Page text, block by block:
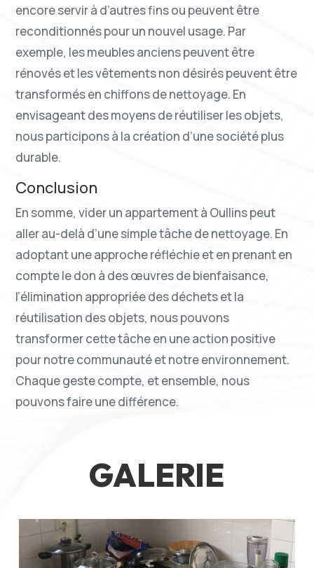
encore servir à d’autres fins ou peuvent être
reconditionnés pour un nouvel usage. Par
exemple, les meubles anciens peuvent être
rénovés et les vêtements non désirés peuvent être
transformés en chiffons de nettoyage. En
envisageant des moyens de réutiliser les objets,
nous participons à la création d’une société plus
durable.
Conclusion
En somme, vider un appartement à Oullins peut
aller au-delà d’une simple tâche de nettoyage. En
adoptant une approche réfléchie et en prenant en
compte le don à des œuvres de bienfaisance,
l’élimination appropriée des déchets et la
réutilisation des objets, nous pouvons
transformer cette tâche en une action positive
pour notre communauté et notre environnement.
Chaque geste compte, et ensemble, nous
pouvons faire une différence.
GALERIE